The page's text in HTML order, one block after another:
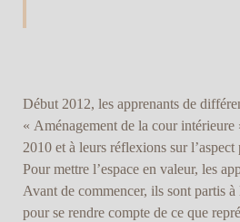
Début 2012, les apprenants de
« Aménagement de la cour intérieure
2010 et à leurs réflexions sur
Pour mettre l’espace en valeur, les
Avant de commencer, ils sont partis
pour se rendre compte de ce que